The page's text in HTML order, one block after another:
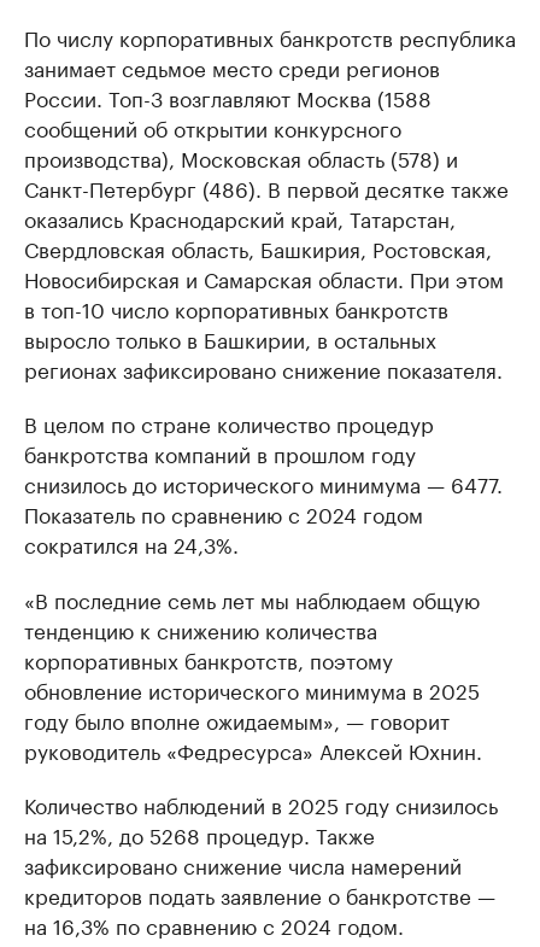
По числу корпоративных банкротств республика
занимает седьмое место среди регионов
России. Топ-3 возглавляют Москва (1588
сообщений об открытии конкурсного
производства), Московская область (578) и
Санкт-Петербург (486). В первой десятке также
оказались Краснодарский край, Татарстан,
Свердловская область, Башкирия, Ростовская,
Новосибирская и Самарская области. При этом
в топ-10 число корпоративных банкротств
выросло только в Башкирии, в остальных
регионах зафиксировано снижение показателя.
В целом по стране количество процедур
банкротства компаний в прошлом году
снизилось до исторического минимума — 6477.
Показатель по сравнению с 2024 годом
сократился на 24,3%.
«В последние семь лет мы наблюдаем общую
тенденцию к снижению количества
корпоративных банкротств, поэтому
обновление исторического минимума в 2025
году было вполне ожидаемым», — говорит
руководитель «Федресурса» Алексей Юхнин.
Количество наблюдений в 2025 году снизилось
на 15,2%, до 5268 процедур. Также
зафиксировано снижение числа намерений
кредиторов подать заявление о банкротстве —
на 16,3% по сравнению с 2024 годом.